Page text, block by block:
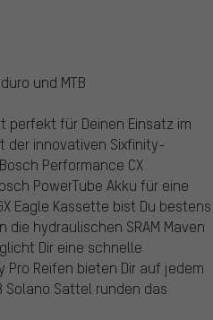
und MTB
perfekt für Deinen Einsatz im
der innovativen Sixfinity-
Performance CX
PowerTube Akku für eine
Eagle Kassette bist Du bestens
hydraulischen SRAM Maven
Dir eine schnelle
Pro Reifen bieten Dir auf jedem
Solano Sattel runden das